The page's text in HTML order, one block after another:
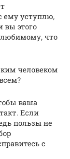
ему уступлю,
вы этого
любимому, что
человеком
ваша
Если
пользы не
с